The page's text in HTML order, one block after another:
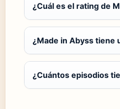
¿Cuál es el rating de
¿Made in Abyss tiene
¿Cuántos episodios